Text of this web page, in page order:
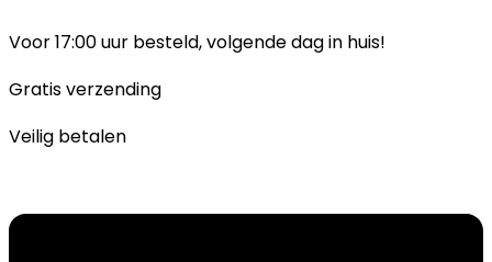
naar
Voor 17:00 uur besteld, volgende dag in huis!
Gratis verzending
Veilig betalen